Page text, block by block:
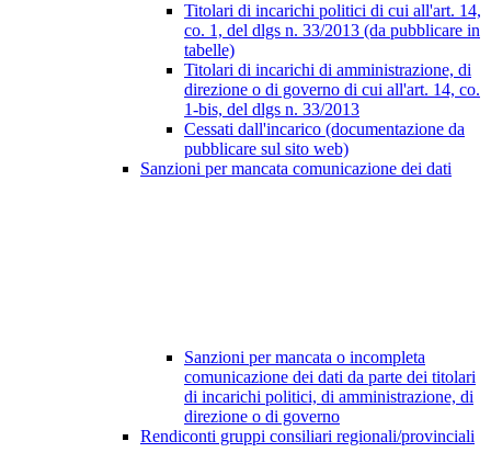
Titolari di incarichi politici di cui all'art. 14,
co. 1, del dlgs n. 33/2013 (da pubblicare in
tabelle)
Titolari di incarichi di amministrazione, di
direzione o di governo di cui all'art. 14, co.
1-bis, del dlgs n. 33/2013
Cessati dall'incarico (documentazione da
pubblicare sul sito web)
Sanzioni per mancata comunicazione dei dati
Sanzioni per mancata o incompleta
comunicazione dei dati da parte dei titolari
di incarichi politici, di amministrazione, di
direzione o di governo
Rendiconti gruppi consiliari regionali/provinciali